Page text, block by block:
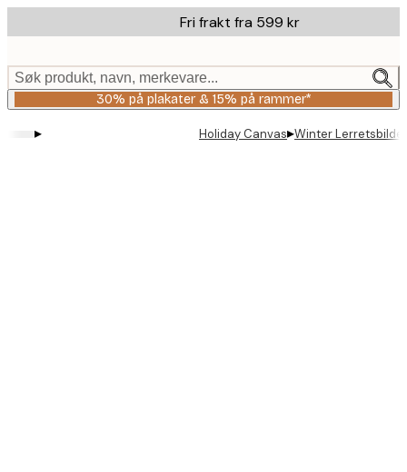
to
content.
Fri frakt fra 599 kr
Søk produkt, navn, merkevare...
30% på plakater & 15% på rammer*
▸ Holiday Canvas▸Winter Lerretsbilde